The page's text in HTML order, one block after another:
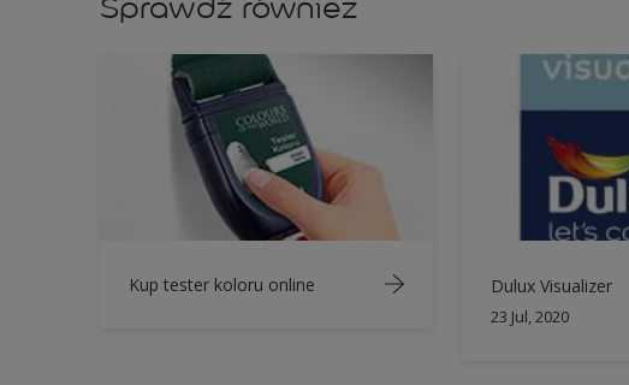
Sprawdź również
Kup tester koloru online Dulux Visualizer
23 Jul, 2020